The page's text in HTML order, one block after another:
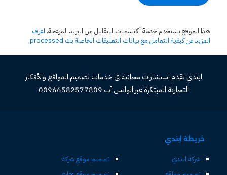
هذا الموقع يستخدم خدمة أكيسميت للتقليل من البريد المزعجة. اعرف
المزيد عن كيفية التعامل مع بيانات التعليقات الخاصة بك processed
.
ابتدي تقدم استشارات مجانية فى خدمات تصميم المواقع والأفكار
التجارية المبتكرة عبر الواتس آب 00966582577809
خريطة ابتدي
شركة ابتدي
تصميم موقع شركة